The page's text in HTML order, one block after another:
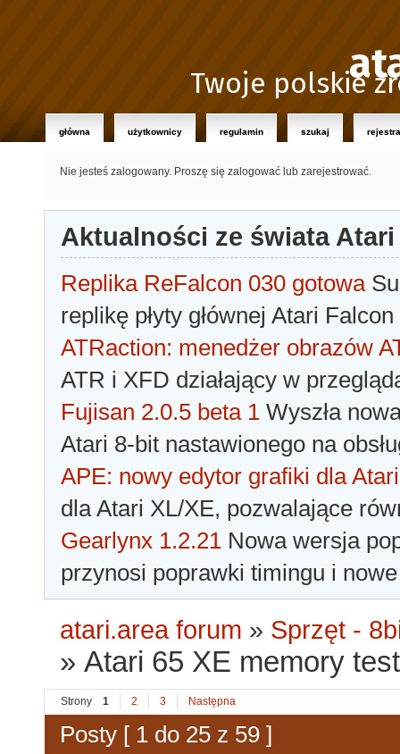
Twoje polskie
główna użytkownicy regulamin szukaj
Nie jesteś zalogowany. Proszę się zalogować lub zarejestrować.
Aktualności ze świata Atari
Replika ReFalcon 030 gotowa
replikę płyty głównej Atari
ATRaction: menedżer obrazów
ATR i XFD działający w
Fujisan 2.0.5 beta 1 Wyszła
Atari 8-bit nastawionego na
APE: nowy edytor grafiki dla Atari
dla Atari XL/XE, pozwalające
Gearlynx 1.2.21 Nowa wersja
przynosi poprawki timingu i
atari.area forum » Sprzęt -
»Atari 65 XE memory
Strony 1 2 3 Następna
Posty [ 1 do 25 z 59 ]